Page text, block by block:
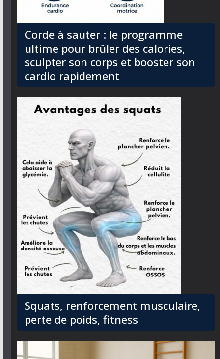
Corde à sauter : le programme
ultime pour brûler des calories,
sculpter son corps et booster son
cardio rapidement
Squats, renforcement musculaire,
perte de poids, fitness